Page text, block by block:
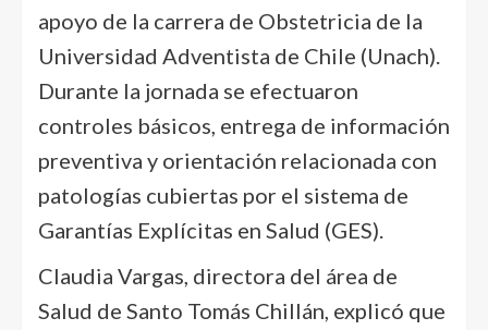
apoyo de la carrera de Obstetricia de la
Universidad Adventista de Chile (Unach).
Durante la jornada se efectuaron
controles básicos, entrega de información
preventiva y orientación relacionada con
patologías cubiertas por el sistema de
Garantías Explícitas en Salud (GES).
Claudia Vargas, directora del área de
Salud de Santo Tomás Chillán, explicó que